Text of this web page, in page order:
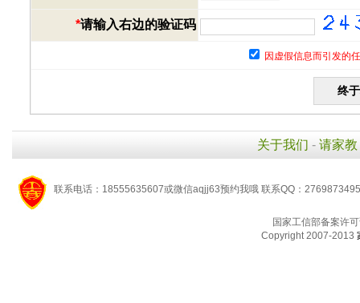
*请输入右边的验证码
因虚假信息而引发的
关于我们 - 请家教
联系电话：18555635607或微信aqjj63预约我哦 联系QQ：
国家工信部备案许
Copyright 2007-2013